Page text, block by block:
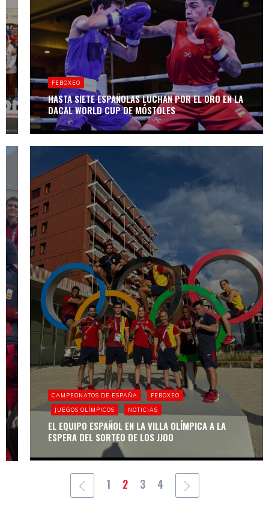
II CAMPEONATO
DE ESPAÑA DE
BOXEO
ADAPTADO –
PRIMER
COMBATE
OFICIAL EN
SILLA DE
RUEDAS EN
ESPAÑA
FEBOXEO
HASTA SIETE ESPAÑOLAS LUCHAN POR EL ORO EN LA
DACAL WORLD CUP DE MÓSTOLES
FEBOXEO
ENTRENAMIENTO
DE BOXEADORES
PROFESIONALES
EN EL CAR DE
MADRID
CAMPEONATOS DE ESPAÑA FEBOXEO
JUEGOS OLÍMPICOS NOTICIAS
EL EQUIPO ESPAÑOL EN LA VILLA OLÍMPICA A LA
ESPERA DEL SORTEO DE LOS JJOO
1 2 3 4